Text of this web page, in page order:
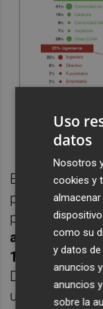
En resumen,
pionero en
patrimonio en
años, con
100.000
Detrás de
una enorme
Uso
datos
Nosotros
cookies y
como su
y datos
anuncios
anuncios
sobre la